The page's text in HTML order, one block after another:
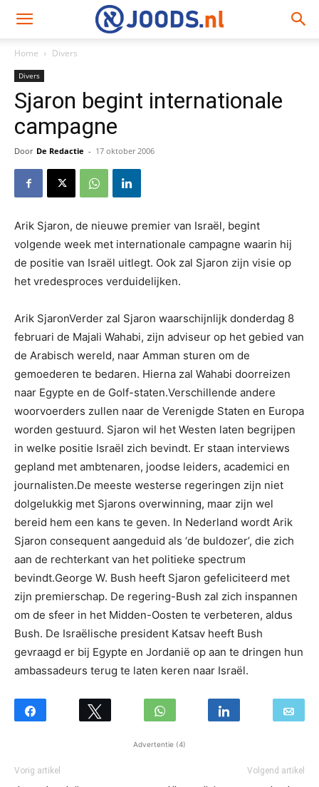
Home Divers
Divers
Sjaron begint internationale
campagne
Door De Redactie - 17 oktober 2006
Arik Sjaron, de nieuwe premier van Israël, begint
volgende week met internationale campagne waarin hij
de positie van Israël uitlegt. Ook zal Sjaron zijn visie op
het vredesproces verduidelijken.
Arik SjaronVerder zal Sjaron waarschijnlijk donderdag 8
februari de Majali Wahabi, zijn adviseur op het gebied van
de Arabisch wereld, naar Amman sturen om de
gemoederen te bedaren. Hierna zal Wahabi doorreizen
naar Egypte en de Golf-staten.Verschillende andere
woorvoerders zullen naar de Verenigde Staten en Europa
worden gestuurd. Sjaron wil het Westen laten begrijpen
in welke positie Israël zich bevindt. Er staan interviews
gepland met ambtenaren, joodse leiders, academici en
journalisten.De meeste westerse regeringen zijn niet
dolgelukkig met Sjarons overwinning, maar zijn wel
bereid hem een kans te geven. In Nederland wordt Arik
Sjaron consequent aangeduid als ‘de buldozer’, die zich
aan de rechterkant van het politieke spectrum
bevindt.George W. Bush heeft Sjaron gefeliciteerd met
zijn premierschap. De regering-Bush zal zich inspannen
om de sfeer in het Midden-Oosten te verbeteren, aldus
Bush. De Israëlische president Katsav heeft Bush
gevraagd er bij Egypte en Jordanië op aan te dringen hun
ambassadeurs terug te laten keren naar Israël.
Advertentie (4)
Vorig artikel Volgend artikel